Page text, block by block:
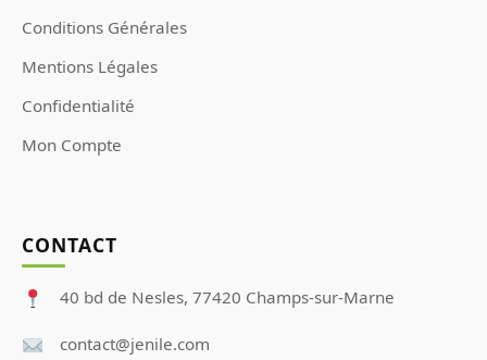
Conditions Générales
Mentions Légales
Confidentialité
Mon Compte
CONTACT
40 bd de Nesles, 77420 Champs-sur-Marne
contact@jenile.com